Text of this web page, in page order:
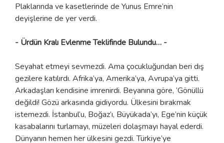
Plaklarında ve kasetlerinde de Yunus Emre’nin
deyişlerine de yer verdi.
- Ürdün Kralı Evlenme Teklifinde Bulundu… -
Seyahat etmeyi sevmezdi. Ama çocukluğundan beri dış
gezilere katılırdı. Afrika’ya, Amerika’ya, Avrupa’ya gitti.
Arkadaşları kendisine imrenirdi. Beyanına göre, ‘Gönüllü
değildi! Gözü arkasında gidiyordu. Ülkesini bırakmak
istemezdi. İstanbul’u, Boğaz’ı, Büyükada’yı, Ege’nin küçük
kasabalarını turlamayı, müzeleri dolaşmayı hayal ederdi.
Dünyanın hemen her ülkesini gezdi. Türkiye’ye